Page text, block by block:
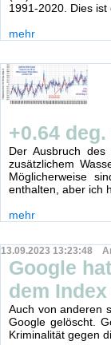
1991-2020. Dies
mehr
+0.64 deg.
Der Ausbruch des
zusätzlichem
Möglicherweise
enthalten, aber ich
mehr
13.09.2023 13:23:48
Google
dem
Auch von anderen
Google gelöscht.
Kriminalität gegen